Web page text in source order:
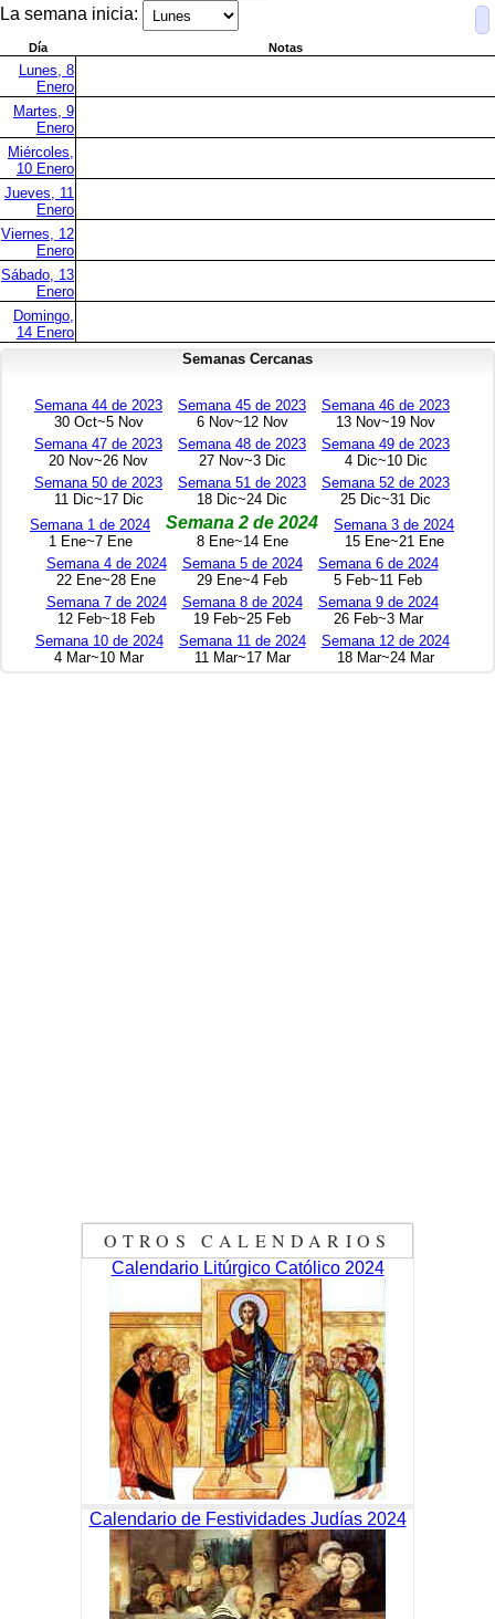
La semana inicia:
Día Notas
Lunes, 8
Enero
Martes, 9
Enero
Miércoles,
10 Enero
Jueves, 11
Enero
Viernes, 12
Enero
Sábado, 13
Enero
Domingo,
14 Enero
Semanas Cercanas
Semana 44 de 2023
30 Oct~5 Nov
Semana 45 de 2023
6 Nov~12 Nov
Semana 46 de 2023
13 Nov~19 Nov
Semana 47 de 2023
20 Nov~26 Nov
Semana 48 de 2023
27 Nov~3 Dic
Semana 49 de 2023
4 Dic~10 Dic
Semana 50 de 2023
11 Dic~17 Dic
Semana 51 de 2023
18 Dic~24 Dic
Semana 52 de 2023
25 Dic~31 Dic
Semana 1 de 2024
1 Ene~7 Ene
Semana 2 de 2024
8 Ene~14 Ene
Semana 3 de 2024
15 Ene~21 Ene
Semana 4 de 2024
22 Ene~28 Ene
Semana 5 de 2024
29 Ene~4 Feb
Semana 6 de 2024
5 Feb~11 Feb
Semana 7 de 2024
12 Feb~18 Feb
Semana 8 de 2024
19 Feb~25 Feb
Semana 9 de 2024
26 Feb~3 Mar
Semana 10 de 2024
4 Mar~10 Mar
Semana 11 de 2024
11 Mar~17 Mar
Semana 12 de 2024
18 Mar~24 Mar
OTROS CALENDARIOS
Calendario Litúrgico Católico 2024
Calendario de Festividades Judías 2024